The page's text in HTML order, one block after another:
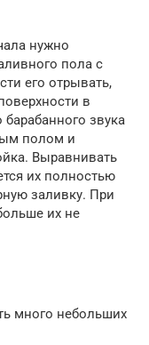
нужно
пола с
его отрывать,
в
барабанного звука
полом и
Выравнивать
их полностью
заливку. При
их не
много небольших